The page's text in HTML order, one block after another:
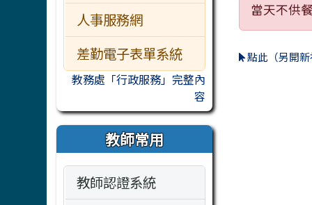
人事服務網
差勤電子表單系統
教務處「行政服務」完整內
容
教師常用
教師認證系統
當天不供
點此（另開